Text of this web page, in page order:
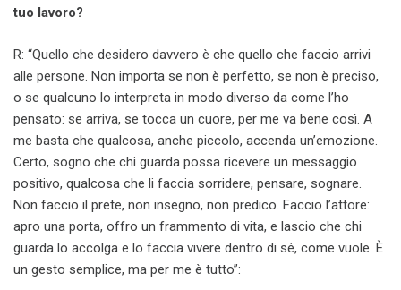
tuo lavoro?
R: “Quello che desidero davvero è che quello che faccio arrivi
alle persone. Non importa se non è perfetto, se non è preciso,
o se qualcuno lo interpreta in modo diverso da come l’ho
pensato: se arriva, se tocca un cuore, per me va bene così. A
me basta che qualcosa, anche piccolo, accenda un’emozione.
Certo, sogno che chi guarda possa ricevere un messaggio
positivo, qualcosa che li faccia sorridere, pensare, sognare.
Non faccio il prete, non insegno, non predico. Faccio l’attore:
apro una porta, offro un frammento di vita, e lascio che chi
guarda lo accolga e lo faccia vivere dentro di sé, come vuole. È
un gesto semplice, ma per me è tutto”: